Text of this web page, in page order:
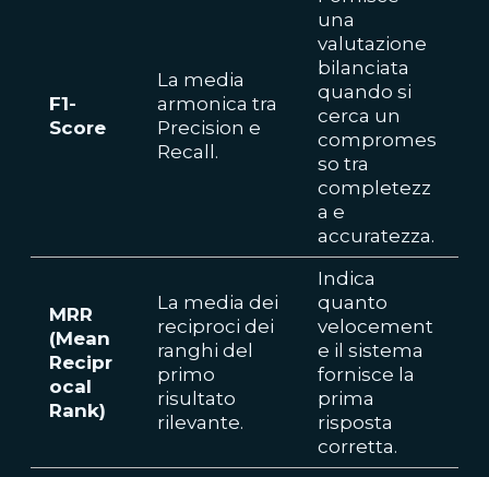
F1-
Score
La media
armonica tra
Precision e
Recall.
una
valutazione
bilanciata
quando si
cerca un
compromes
so tra
completezz
a e
accuratezza.
MRR
(Mean
Recipr
ocal
Rank)
La media dei
reciproci dei
ranghi del
primo
risultato
rilevante.
Indica
quanto
velocement
e il sistema
fornisce la
prima
risposta
corretta.